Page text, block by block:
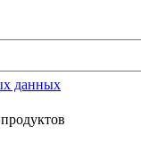
данных